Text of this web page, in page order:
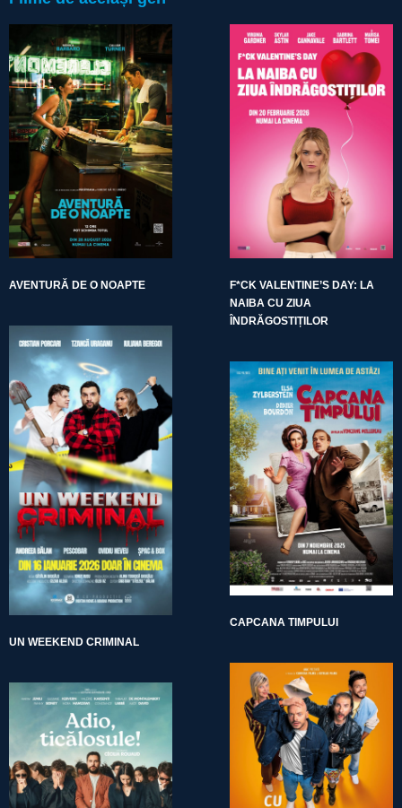
AVENTURĂ DE O NOAPTE
F*CK VALENTINE’S DAY: LA
NAIBA CU ZIUA
ÎNDRĂGOSTIȚILOR
UN WEEKEND CRIMINAL
CAPCANA TIMPULUI